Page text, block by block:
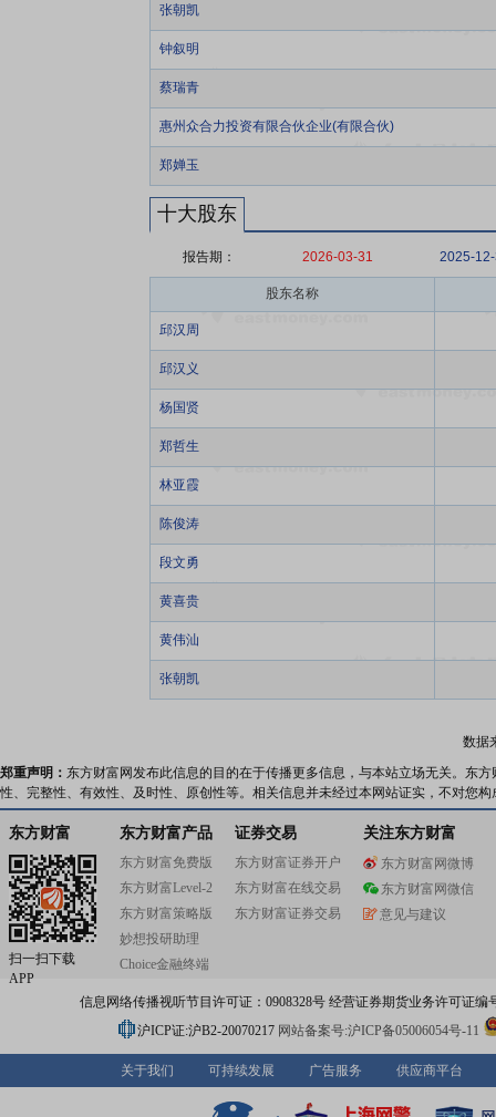
张朝凯
钟叙明
蔡瑞青
惠州众合力投资有限合伙企业(有限合伙)
郑婵玉
十大股东
报告期： 2026-03-31 2025-
股东名称
邱汉周
邱汉义
杨国贤
郑哲生
林亚霞
陈俊涛
段文勇
黄喜贵
黄伟汕
张朝凯
数据
郑重声明： 东方财富网发布此信息的目的在于传播更多信息，与本站立场无关。东
性、完整性、有效性、及时性、原创性等。相关信息并未经过本网站证实，不对您
东方财富
扫一扫下载
APP
东方财富产品
东方财富免费版
东方财富Level-2
东方财富策略版
妙想投研助理
Choice金融终端
证券交易
东方财富证券开户
东方财富在线交易
东方财富证券交易
关注东方财富
东方财富网微博
东方财富网微信
意见与建议
信息网络传播视听节目许可证：0908328号 经营证券期货业务许可证编
沪ICP证:沪B2-20070217 网站备案号:沪ICP备05006054号-11
关于我们 可持续发展 广告服务 供应商平台